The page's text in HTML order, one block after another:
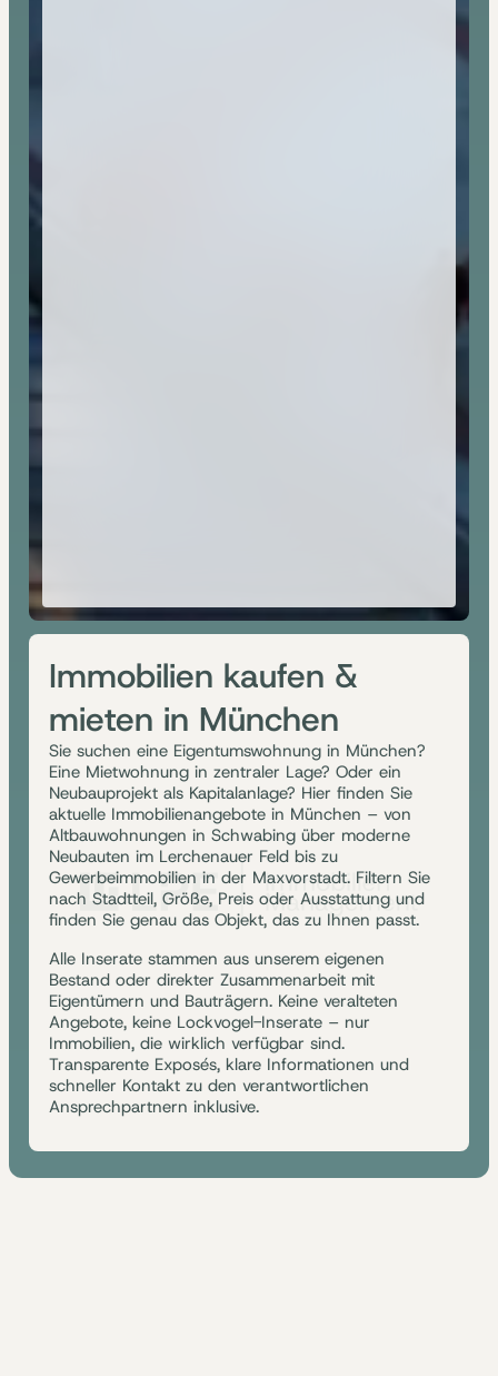
Immobilien kaufen &
mieten in München
Sie suchen eine Eigentumswohnung in München?
Eine Mietwohnung in zentraler Lage? Oder ein
Neubauprojekt als Kapitalanlage? Hier finden Sie
aktuelle Immobilienangebote in München – von
Altbauwohnungen in Schwabing über moderne
Neubauten im Lerchenauer Feld bis zu
Gewerbeimmobilien in der Maxvorstadt. Filtern Sie
nach Stadtteil, Größe, Preis oder Ausstattung und
finden Sie genau das Objekt, das zu Ihnen passt.
Alle Inserate stammen aus unserem eigenen
Bestand oder direkter Zusammenarbeit mit
Eigentümern und Bauträgern. Keine veralteten
Angebote, keine Lockvogel-Inserate – nur
Immobilien, die wirklich verfügbar sind.
Transparente Exposés, klare Informationen und
schneller Kontakt zu den verantwortlichen
Ansprechpartnern inklusive.